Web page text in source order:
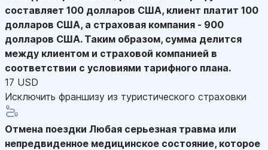
составляет 100 долларов США, клиент платит 100
долларов США, а страховая компания - 900
долларов США. Таким образом, сумма делится
между клиентом и страховой компанией в
соответствии с условиями тарифного плана.
17 USD
Исключить франшизу из туристического страховки
Отмена поездки Любая серьезная травма или
непредвиденное медицинское состояние, которое